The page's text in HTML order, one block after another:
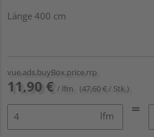
Länge 400 cm
vue.ads.buyBox.price.rrp
11,90 € / lfm (47,60 € / Stk.)
lfm